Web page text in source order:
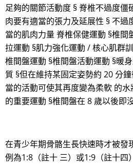
足夠的關節活動度 § 脊椎不過度僵
肉要有適當的張力及延展性 § 不過
當的肌肉力量 脊椎保健運動 §椎間
拉運動 §肌力強化運動 / 核心肌群
椎間盤運動 §椎間盤活動運動 §暖
質 §但在維持某固定姿勢約 20 分
當的活動可使其再度變為柔軟 的
的重要運動 §椎間盤在 8 歲以後即
在青少年期骨骼生長快速時才被發
例為1:8（註十 三）或1:9（註十四